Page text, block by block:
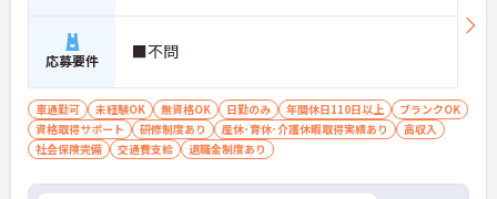
応募要件 ■不問
車通勤可 未経験OK 無資格OK 日勤のみ 年間休日110日以上
ブランクOK
資格取得サポート
研修制度あり 産休･育休･介護休暇取得実績あり
高収入
社会保険完備
交通費支給 退職金制度あり